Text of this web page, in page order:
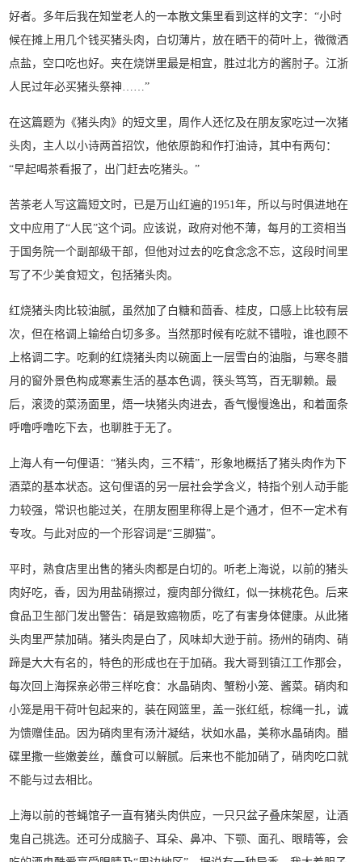
好者。多年后我在知堂老人的一本散文集里看到这样的文字：“小时
候在摊上用几个钱买猪头肉，白切薄片，放在晒干的荷叶上，微微洒
点盐，空口吃也好。夹在烧饼里最是相宜，胜过北方的酱肘子。江浙
人民过年必买猪头祭神……”
在这篇题为《猪头肉》的短文里，周作人还忆及在朋友家吃过一次猪
头肉，主人以小诗两首招饮，他依原韵和作打油诗，其中有两句：
“早起喝茶看报了，出门赶去吃猪头。”
苦茶老人写这篇短文时，已是万山红遍的1951年，所以与时俱进地在
文中应用了“人民”这个词。应该说，政府对他不薄，每月的工资相当
于国务院一个副部级干部，但他对过去的吃食念念不忘，这段时间里
写了不少美食短文，包括猪头肉。
红烧猪头肉比较油腻，虽然加了白糖和茴香、桂皮，口感上比较有层
次，但在格调上输给白切多多。当然那时候有吃就不错啦，谁也顾不
上格调二字。吃剩的红烧猪头肉以碗面上一层雪白的油脂，与寒冬腊
月的窗外景色构成寒素生活的基本色调，筷头笃笃，百无聊赖。最
后，滚烫的菜汤面里，焐一块猪头肉进去，香气慢慢逸出，和着面条
呼噜呼噜吃下去，也聊胜于无了。
上海人有一句俚语：“猪头肉，三不精”，形象地概括了猪头肉作为下
酒菜的基本状态。这句俚语的另一层社会学含义，特指个别人动手能
力较强，常识也能过关，在朋友圈里称得上是个通才，但不一定术有
专攻。与此对应的一个形容词是“三脚猫”。
平时，熟食店里出售的猪头肉都是白切的。听老上海说，以前的猪头
肉好吃，香，因为用盐硝擦过，瘦肉部分微红，似一抹桃花色。后来
食品卫生部门发出警告：硝是致癌物质，吃了有害身体健康。从此猪
头肉里严禁加硝。猪头肉是白了，风味却大逊于前。扬州的硝肉、硝
蹄是大大有名的，特色的形成也在于加硝。我大哥到镇江工作那会，
每次回上海探亲必带三样吃食：水晶硝肉、蟹粉小笼、酱菜。硝肉和
小笼是用干荷叶包起来的，装在网篮里，盖一张红纸，棕绳一扎，诚
为馈赠佳品。因为硝肉里有汤汁凝结，状如水晶，美称水晶硝肉。醋
碟里撒一些嫩姜丝，蘸食可以解腻。后来也不能加硝了，硝肉吃口就
不能与过去相比。
上海以前的苍蝇馆子一直有猪头肉供应，一只只盆子叠床架屋，让酒
鬼自己挑选。还可分成脑子、耳朵、鼻冲、下颚、面孔、眼睛等，会